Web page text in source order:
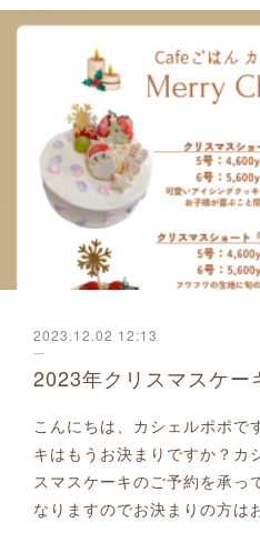
2023.12.02 12:13
2023年クリスマスケー
こんにちは、カシェルポポ
キはもうお決まりですか？カ
スマスケーキのご予約を承
なりますのでお決まりの方